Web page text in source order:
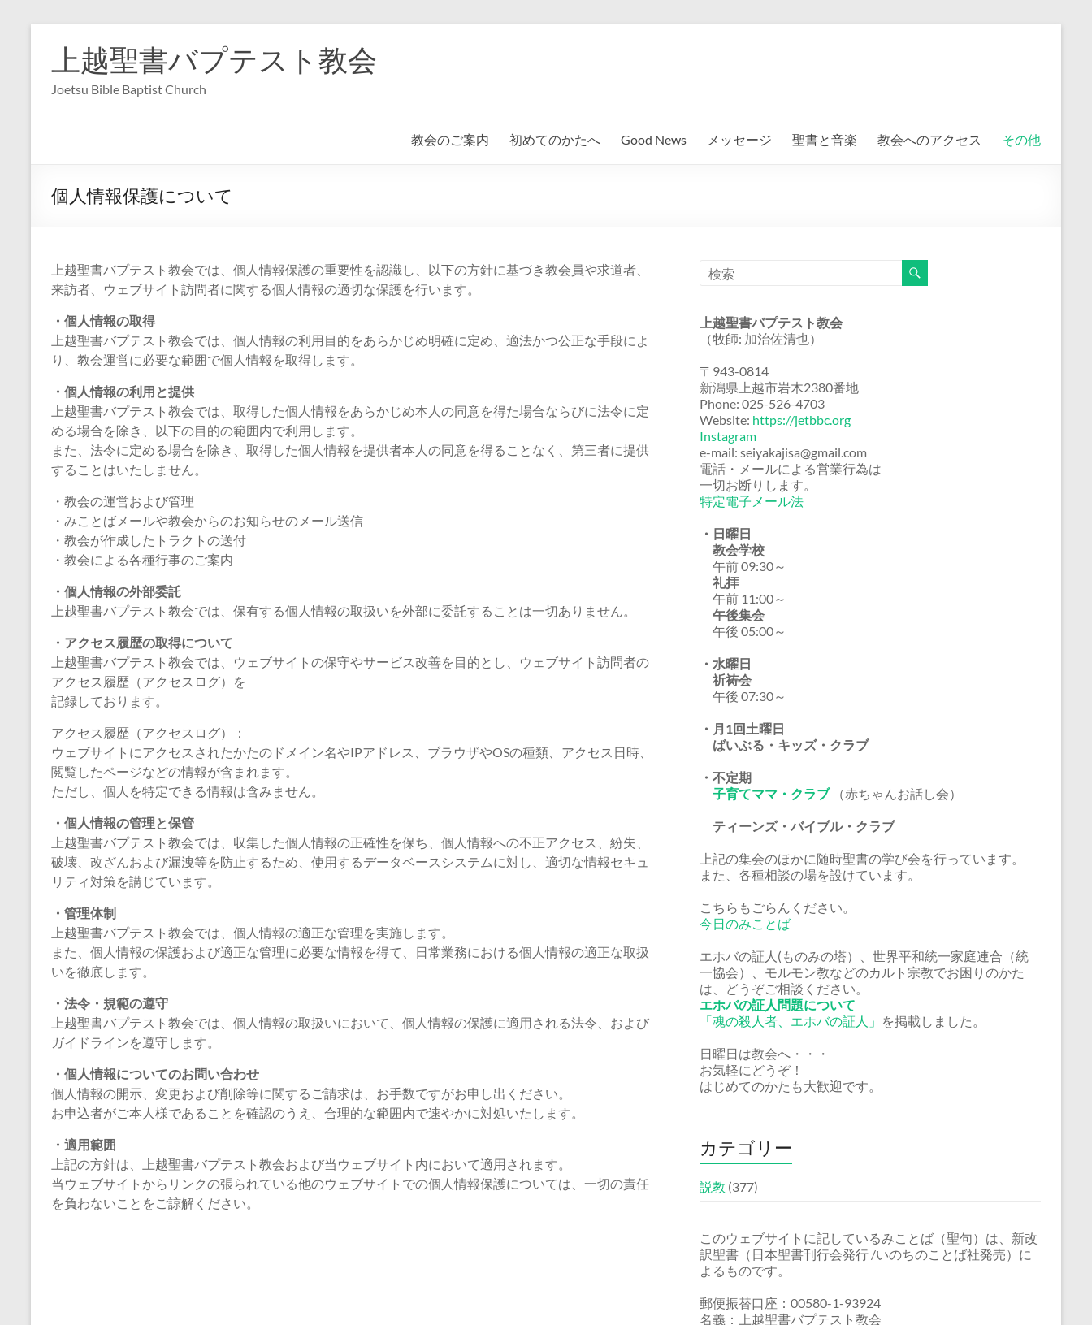
上越聖書バプテスト教会
Joetsu Bible Baptist Church
教会のご案内 初めてのかたへ Good News メッセージ 聖書と音楽 教会へのアクセス その他
個人情報保護について
上越聖書バプテスト教会では、個人情報保護の重要性を認識し、以下の方針に基づき教会員や求道者、
来訪者、ウェブサイト訪問者に関する個人情報の適切な保護を行います。
・個人情報の取得
上越聖書バプテスト教会では、個人情報の利用目的をあらかじめ明確に定め、適法かつ公正な手段によ
り、教会運営に必要な範囲で個人情報を取得します。
・個人情報の利用と提供
上越聖書バプテスト教会では、取得した個人情報をあらかじめ本人の同意を得た場合ならびに法令に定
める場合を除き、以下の目的の範囲内で利用します。
また、法令に定める場合を除き、取得した個人情報を提供者本人の同意を得ることなく、第三者に提供
することはいたしません。
・教会の運営および管理
・みことばメールや教会からのお知らせのメール送信
・教会が作成したトラクトの送付
・教会による各種行事のご案内
・個人情報の外部委託
上越聖書バプテスト教会では、保有する個人情報の取扱いを外部に委託することは一切ありません。
・アクセス履歴の取得について
上越聖書バプテスト教会では、ウェブサイトの保守やサービス改善を目的とし、ウェブサイト訪問者の
アクセス履歴（アクセスログ）を
記録しております。
アクセス履歴（アクセスログ）：
ウェブサイトにアクセスされたかたのドメイン名やIPアドレス、ブラウザやOSの種類、アクセス日時、
閲覧したページなどの情報が含まれます。
ただし、個人を特定できる情報は含みません。
・個人情報の管理と保管
上越聖書バプテスト教会では、収集した個人情報の正確性を保ち、個人情報への不正アクセス、紛失、
破壊、改ざんおよび漏洩等を防止するため、使用するデータベースシステムに対し、適切な情報セキュ
リティ対策を講じています。
・管理体制
上越聖書バプテスト教会では、個人情報の適正な管理を実施します。
また、個人情報の保護および適正な管理に必要な情報を得て、日常業務における個人情報の適正な取扱
いを徹底します。
・法令・規範の遵守
上越聖書バプテスト教会では、個人情報の取扱いにおいて、個人情報の保護に適用される法令、および
ガイドラインを遵守します。
・個人情報についてのお問い合わせ
個人情報の開示、変更および削除等に関するご請求は、お手数ですがお申し出ください。
お申込者がご本人様であることを確認のうえ、合理的な範囲内で速やかに対処いたします。
・適用範囲
上記の方針は、上越聖書バプテスト教会および当ウェブサイト内において適用されます。
当ウェブサイトからリンクの張られている他のウェブサイトでの個人情報保護については、一切の責任
を負わないことをご諒解ください。
上越聖書バプテスト教会
（牧師: 加治佐清也）
〒943-0814
新潟県上越市岩木2380番地
Phone: 025-526-4703
Website: https://jetbbc.org
Instagram
e-mail: seiyakajisa@gmail.com
電話・メールによる営業行為は
一切お断りします。
特定電子メール法
・日曜日
教会学校
午前 09:30～
礼拝
午前 11:00～
午後集会
午後 05:00～
・水曜日
祈祷会
午後 07:30～
・月1回土曜日
ばいぶる・キッズ・クラブ
・不定期
子育てママ・クラブ（赤ちゃんお話し会）
ティーンズ・バイブル・クラブ
上記の集会のほかに随時聖書の学び会を行っています。
また、各種相談の場を設けています。
こちらもごらんください。
今日のみことば
エホバの証人(ものみの塔）、世界平和統一家庭連合（統
一協会）、モルモン教などのカルト宗教でお困りのかた
は、どうぞご相談ください。
エホバの証人問題について
「魂の殺人者、エホバの証人」 を掲載しました。
日曜日は教会へ・・・
お気軽にどうぞ！
はじめてのかたも大歓迎です。
カテゴリー
説教 (377)
このウェブサイトに記しているみことば（聖句）は、新改
訳聖書（日本聖書刊行会発行 /いのちのことば社発売）に
よるものです。
郵便振替口座：00580-1-93924
名義：上越聖書バプテスト教会